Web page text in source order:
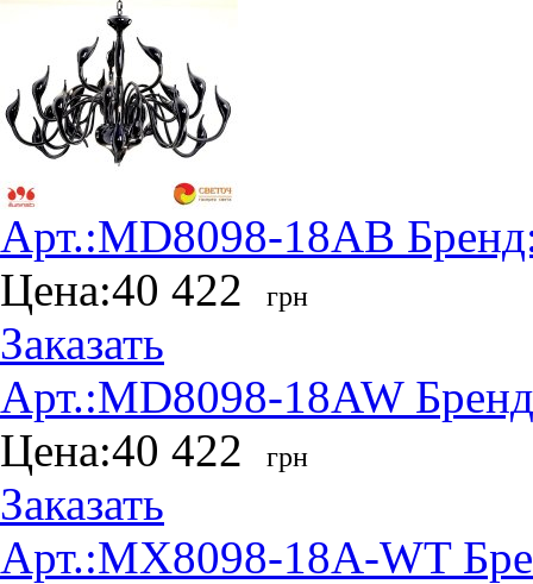
Арт.:MD8098-18AB
Цена:40 422 грн
Заказать
Арт.:MD8098-18AW
Цена:40 422 грн
Заказать
Арт.:MX8098-18A-WT